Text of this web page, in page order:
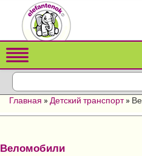
Спасибо, что выбрали нас!
Распродажа!
Детские коляски
Главная »Детский транспорт»
Веломобили